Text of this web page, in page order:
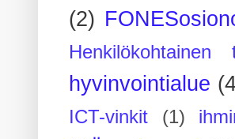
(2)
Henkilökohtainen
hyvinvointialue
ICT-vinkit
(1)